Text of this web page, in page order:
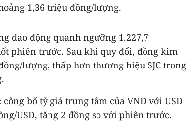
1,36 triệu đồng/lượng.
dao động quanh ngưỡng 1.227,7
phiên trước. Sau khi quy đổi, đồng kim
lượng, thấp hơn thương hiệu SJC trong
bố tỷ giá trung tâm của VND với USD
USD, tăng 2 đồng so với phiên trước.